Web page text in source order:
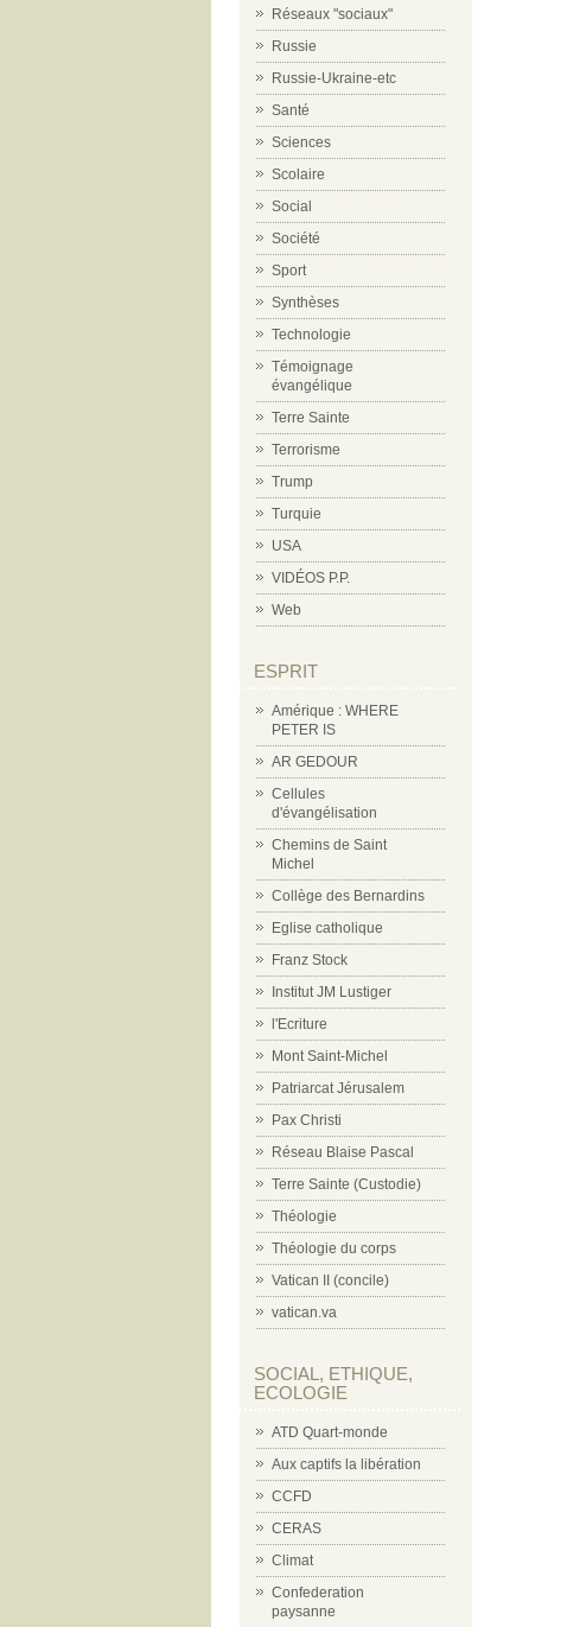
Réseaux "sociaux"
Russie
Russie-Ukraine-etc
Santé
Sciences
Scolaire
Social
Société
Sport
Synthèses
Technologie
Témoignage
évangélique
Terre Sainte
Terrorisme
Trump
Turquie
USA
VIDÉOS P.P.
Web
ESPRIT
Amérique : WHERE
PETER IS
AR GEDOUR
Cellules
d'évangélisation
Chemins de Saint
Michel
Collège des Bernardins
Eglise catholique
Franz Stock
Institut JM Lustiger
l'Ecriture
Mont Saint-Michel
Patriarcat Jérusalem
Pax Christi
Réseau Blaise Pascal
Terre Sainte (Custodie)
Théologie
Théologie du corps
Vatican II (concile)
vatican.va
SOCIAL, ETHIQUE,
ECOLOGIE
ATD Quart-monde
Aux captifs la libération
CCFD
CERAS
Climat
Confederation
paysanne